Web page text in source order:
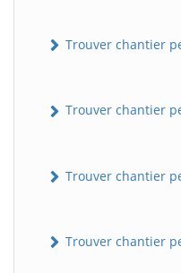
Trouver chantier
Trouver chantier
Trouver chantier
Trouver chantier